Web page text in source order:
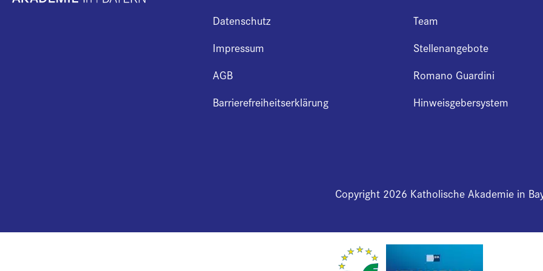
Datenschutz
Impressum
AGB
Barrierefreiheitserklärung
Team
Stellenangebote
Romano Guardini
Hinweisgebersystem
Copyright 2026 Katholische Akademie in